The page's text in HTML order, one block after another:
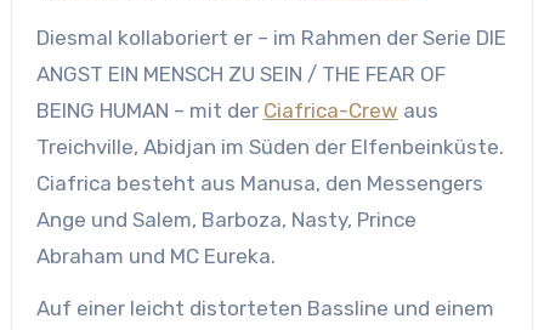
Diesmal kollaboriert er – im Rahmen der Serie DIE
ANGST EIN MENSCH ZU SEIN / THE FEAR OF
BEING HUMAN – mit der Ciafrica-Crew aus
Treichville, Abidjan im Süden der Elfenbeinküste.
Ciafrica besteht aus Manusa, den Messengers
Ange und Salem, Barboza, Nasty, Prince
Abraham und MC Eureka.
Auf einer leicht distorteten Bassline und einem